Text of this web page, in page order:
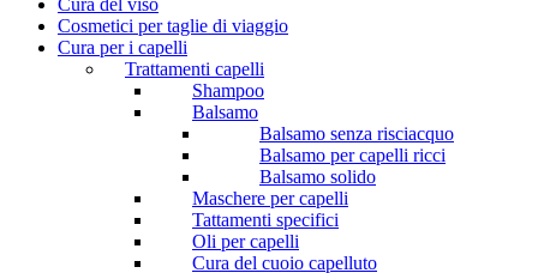
Cura del viso
Cosmetici per taglie di viaggio
Cura per i capelli
Trattamenti capelli
Shampoo
Balsamo
Balsamo senza risciacquo
Balsamo per capelli ricci
Balsamo solido
Maschere per capelli
Tattamenti specifici
Oli per capelli
Cura del cuoio capelluto